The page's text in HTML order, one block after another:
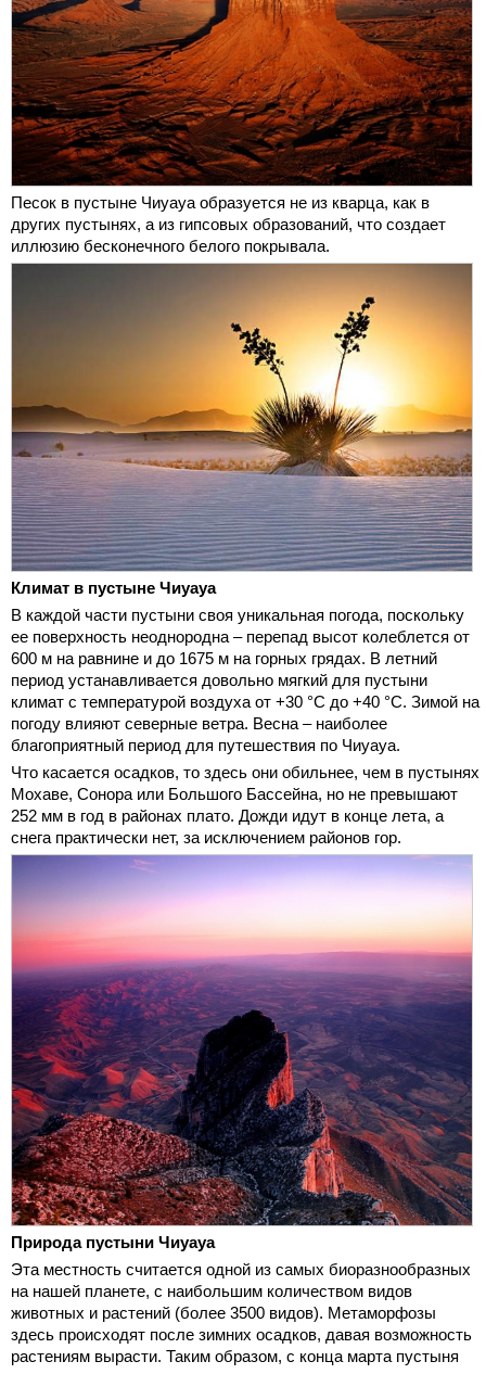
Песок в пустыне Чиуауа образуется не из кварца, как в
других пустынях, а из гипсовых образований, что создает
иллюзию бесконечного белого покрывала.
Климат в пустыне Чиуауа
В каждой части пустыни своя уникальная погода, поскольку
ее поверхность неоднородна – перепад высот колеблется от
600 м на равнине и до 1675 м на горных грядах. В летний
период устанавливается довольно мягкий для пустыни
климат с температурой воздуха от +30 °С до +40 °С. Зимой на
погоду влияют северные ветра. Весна – наиболее
благоприятный период для путешествия по Чиуауа.
Что касается осадков, то здесь они обильнее, чем в пустынях
Мохаве, Сонора или Большого Бассейна, но не превышают
252 мм в год в районах плато. Дожди идут в конце лета, а
снега практически нет, за исключением районов гор.
Природа пустыни Чиуауа
Эта местность считается одной из самых биоразнообразных
на нашей планете, с наибольшим количеством видов
животных и растений (более 3500 видов). Метаморфозы
здесь происходят после зимних осадков, давая возможность
растениям вырасти. Таким образом, с конца марта пустыня